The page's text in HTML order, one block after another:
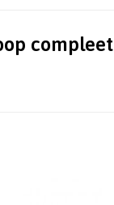
compleet